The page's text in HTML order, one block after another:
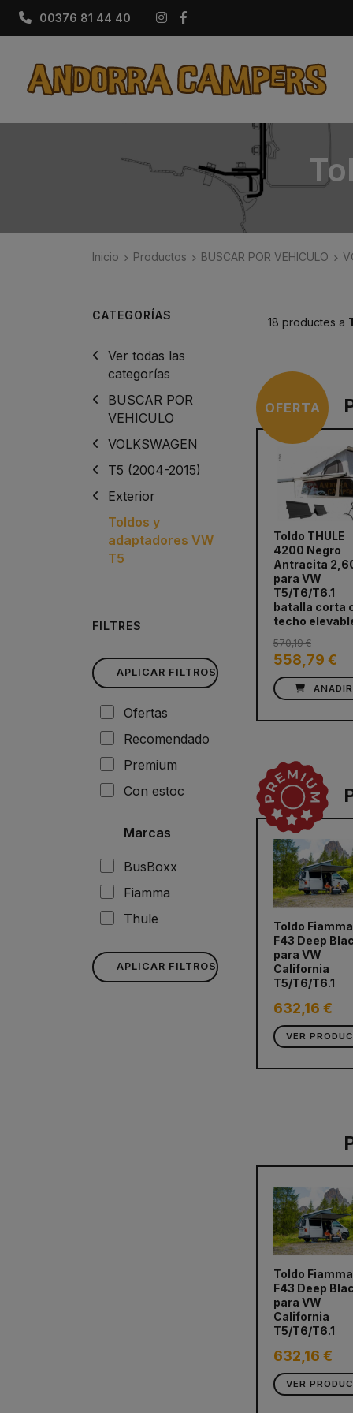
00376 81 44 40 Instagram
Inicio Productos BUSCAR POR VEHICULO
18 productes a
OFERTA
Toldo THULE
4200 Negro
Antracita
para VW
T5/T6/T6.1
batalla corta
techo
558,79 €
570,19 €
AÑADIR
Toldo Fiamma
F43 Deep
para VW
California
T5/T6/T6.1
632,16 €
VER
Toldo Fiamma
F43 Deep
para VW
California
T5/T6/T6.1
632,16 €
VER
CATEGORÍAS
Ver todas las
categorías
BUSCAR POR
VEHICULO
VOLKSWAGEN
T5 (2004-2015)
Exterior
Toldos y
adaptadores VW
T5
FILTRES
APLICAR FILTROS
Ofertas
Recomendado
Premium
Con estoc
Marcas
BusBoxx
Fiamma
Thule
APLICAR FILTROS